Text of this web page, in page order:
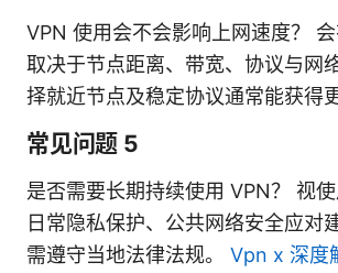
VPN 使用会不会影响上网速度？ 会
取决于节点距离、带宽、协议与网
择就近节点及稳定协议通常能获得
常见问题 5
是否需要长期持续使用 VPN？ 视使
日常隐私保护、公共网络安全应对
需遵守当地法律法规。 Vpn x 深度